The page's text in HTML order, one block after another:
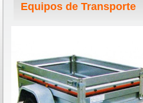
Equipos de Transporte